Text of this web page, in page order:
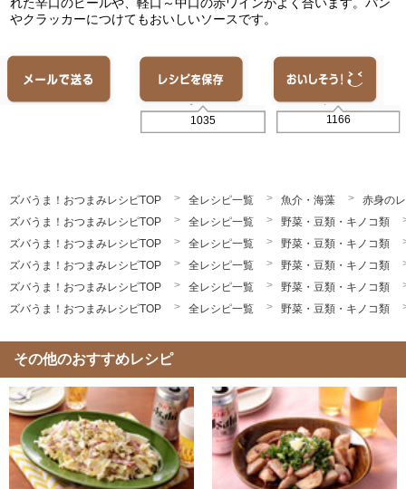
やクラッカーにつけてもおいしいソースです。
1035 1166
ズバうま！おつまみレシピTOP 全レシピ一覧 魚介・海藻
赤身の
ズバうま！おつまみレシピTOP
全レシピ一覧
野菜・豆類・キノコ類
ズバうま！おつまみレシピTOP
全レシピ一覧
野菜・豆類・キノコ類
ズバうま！おつまみレシピTOP
全レシピ一覧
野菜・豆類・キノコ類
ズバうま！おつまみレシピTOP
全レシピ一覧
野菜・豆類・キノコ類
ズバうま！おつまみレシピTOP
全レシピ一覧 野菜・豆類・キノコ類
その他のおすすめレシピ